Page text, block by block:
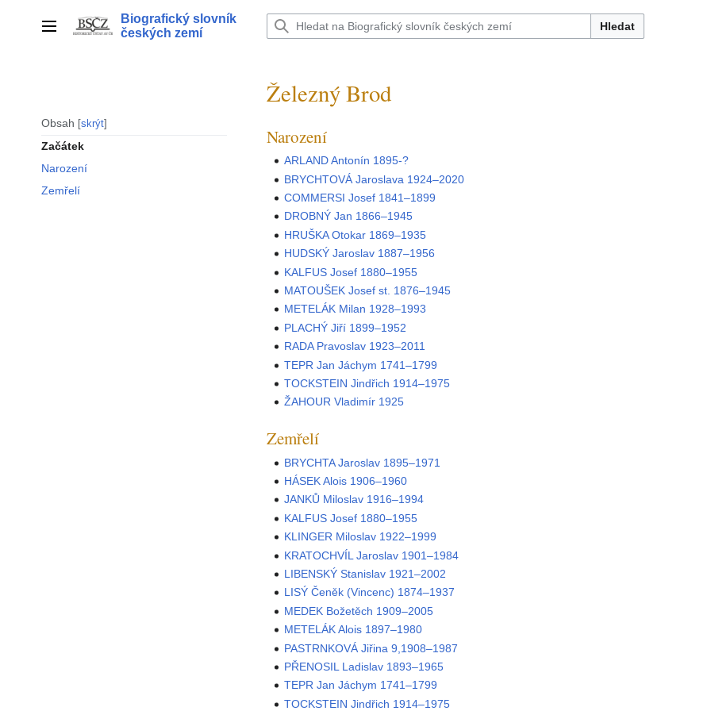
Hlavní menu
Biografický slovník
českých zemí
Hledat
Obsah skrýt
Začátek
Narození
Zemřelí
Železný Brod
Narození
ARLAND Antonín 1895-?
BRYCHTOVÁ Jaroslava 1924–2020
COMMERSI Josef 1841–1899
DROBNÝ Jan 1866–1945
HRUŠKA Otokar 1869–1935
HUDSKÝ Jaroslav 1887–1956
KALFUS Josef 1880–1955
MATOUŠEK Josef st. 1876–1945
METELÁK Milan 1928–1993
PLACHÝ Jiří 1899–1952
RADA Pravoslav 1923–2011
TEPR Jan Jáchym 1741–1799
TOCKSTEIN Jindřich 1914–1975
ŽAHOUR Vladimír 1925
Zemřelí
BRYCHTA Jaroslav 1895–1971
HÁSEK Alois 1906–1960
JANKŮ Miloslav 1916–1994
KALFUS Josef 1880–1955
KLINGER Miloslav 1922–1999
KRATOCHVÍL Jaroslav 1901–1984
LIBENSKÝ Stanislav 1921–2002
LISÝ Čeněk (Vincenc) 1874–1937
MEDEK Božetěch 1909–2005
METELÁK Alois 1897–1980
PASTRNKOVÁ Jiřina 9,1908–1987
PŘENOSIL Ladislav 1893–1965
TEPR Jan Jáchym 1741–1799
TOCKSTEIN Jindřich 1914–1975